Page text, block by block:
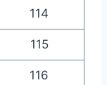
114
115
116